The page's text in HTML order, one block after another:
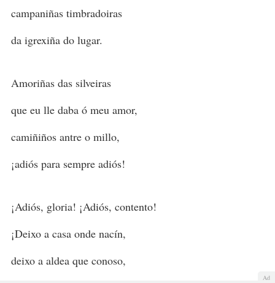
campaniñas timbradoiras
da igrexiña do lugar.
Amoriñas das silveiras
que eu lle daba ó meu amor,
camiñiños antre o millo,
¡adiós para sempre adiós!
¡Adiós, gloria! ¡Adiós, contento!
¡Deixo a casa onde nacín,
deixo a aldea que conoso,
Ad